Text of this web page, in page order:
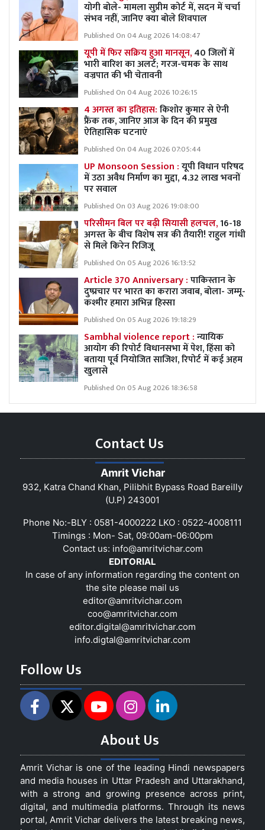
योगी बोले- मामला सुप्रीम कोर्ट में, सदन में चर्चा
संभव नहीं, जानिए क्या बोले शिवपाल
Published On 04 Aug 2026 14:08:47
यूपी में फिर सक्रिय हुआ मानसून,40 जिलों में
भारी बारिश का अलर्ट; गरज-चमक के साथ
वज्रपात की भी चेतावनी
Published On 04 Aug 2026 10:26:15
4 अगस्त का इतिहास:किशोर कुमार से ऐनी
फ्रैंक तक, जानिए आज के दिन की प्रमुख
ऐतिहासिक घटनाएं
Published On 04 Aug 2026 07:05:44
UP Monsoon Session :यूपी विधान परिषद
में उठा अवैध निर्माण का मुद्दा, 4.32 लाख भवनों
पर सवाल
Published On 03 Aug 2026 19:08:00
परिसीमन बिल पर बढ़ी सियासी हलचल,16-18
अगस्त के बीच विशेष सत्र की तैयारी! राहुल गांधी
से मिले किरेन रिजिजू
Published On 05 Aug 2026 16:13:52
Article 370 Anniversary :पाकिस्तान के
दुष्प्रचार पर भारत का करारा जवाब, बोला- जम्मू-
कश्मीर हमारा अभिन्न हिस्सा
Published On 05 Aug 2026 19:18:29
Sambhal violence report :न्यायिक
आयोग की रिपोर्ट विधानसभा में पेश, हिंसा को
बताया पूर्व नियोजित साजिश, रिपोर्ट में कई अहम
खुलासे
Published On 05 Aug 2026 18:36:58
Contact Us
Amrit Vichar
932, Katra Chand Khan, Pilibhit Bypass Road Bareilly
(U.P) 243001
Phone No:-BLY : 0581-4000222 LKO : 0522-4008111
Timings : Mon- Sat, 09:00am-06:00pm
Contact us: info@amritvichar.com
EDITORIAL
In case of any information regarding the content on
the site please mail us
editor@amritvichar.com
coo@amritvichar.com
editor.digital@amritvichar.com
info.digtal@amritvichar.com
Follow Us
About Us
Amrit Vichar is one of the leading Hindi newspapers
and media houses in Uttar Pradesh and Uttarakhand,
with a strong and growing presence across print,
digital, and multimedia platforms. Through its news
portal, Amrit Vichar delivers the latest breaking news,